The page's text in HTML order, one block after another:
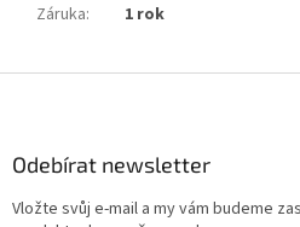
Záruka: 1 rok
Odebírat newsletter
Vložte svůj e-mail a my vám budeme